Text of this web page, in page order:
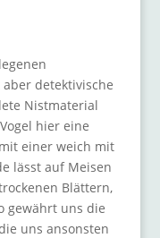
detektivische
Nistmaterial
hier eine
einer weich mit
lässt auf Meisen
Blättern,
gewährt uns die
uns ansonsten